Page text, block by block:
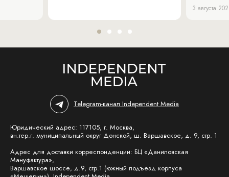
3 августа
Telegram-канал Independent Media
Юридический адрес: 117105, г. Москва,
вн.тер.г. муниципальный округ Донской, ш. Варшавское, д. 9, стр. 1
Адрес для доставки корреспонденции: БЦ «Даниловская
Мануфактура»,
Варшавское шоссе, д.9, стр.1 (южный подъезд корпуса